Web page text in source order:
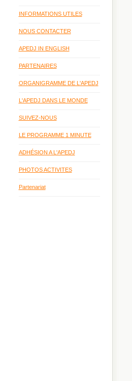
INFORMATIONS UTILES
NOUS CONTACTER
APEDJ IN ENGLISH
PARTENAIRES
ORGANIGRAMME DE L'APEDJ
L'APEDJ DANS LE MONDE
SUIVEZ-NOUS
LE PROGRAMME 1 MINUTE
ADHÉSION A L'APEDJ
PHOTOS ACTIVITES
Partenariat